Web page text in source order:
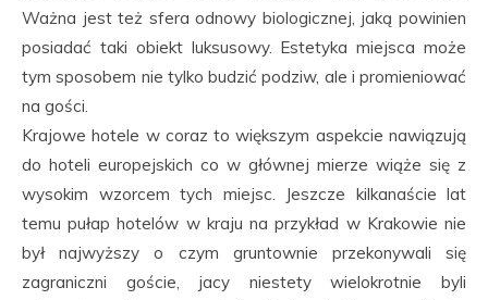
Ważna jest też sfera odnowy biologicznej, jaką powinien
posiadać taki obiekt luksusowy. Estetyka miejsca może
tym sposobem nie tylko budzić podziw, ale i promieniować
na gości.
Krajowe hotele w coraz to większym aspekcie nawiązują
do hoteli europejskich co w głównej mierze wiąże się z
wysokim wzorcem tych miejsc. Jeszcze kilkanaście lat
temu pułap hotelów w kraju na przykład w Krakowie nie
był najwyższy o czym gruntownie przekonywali się
zagraniczni goście, jacy niestety wielokrotnie byli